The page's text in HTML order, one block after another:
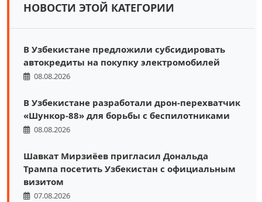
НОВОСТИ ЭТОЙ КАТЕГОРИИ
В Узбекистане предложили субсидировать
автокредиты на покупку электромобилей
08.08.2026
В Узбекистане разработали дрон-перехватчик
«Шункор-88» для борьбы с беспилотниками
08.08.2026
Шавкат Мирзиёев пригласил Дональда
Трампа посетить Узбекистан с официальным
визитом
07.08.2026